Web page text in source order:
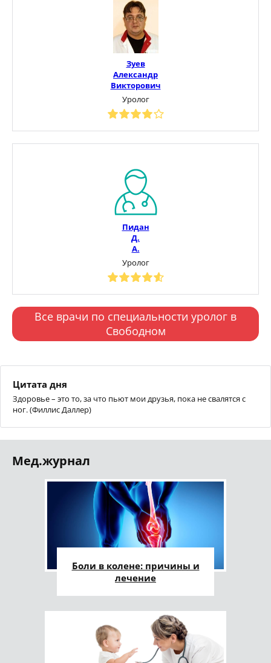
Зуев
Александр
Викторович
Уролог
Пидан
Д.
А.
Уролог
Все врачи по специальности уролог в
Свободном
Цитата дня
Здоровье – это то, за что пьют мои друзья, пока не свалятся с
ног. (Филлис Даллер)
Мед.журнал
Боли в колене: причины и
лечение